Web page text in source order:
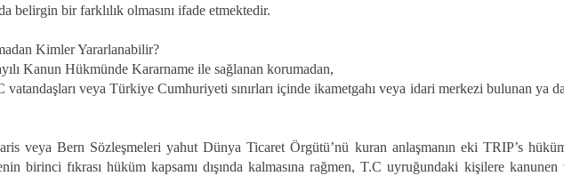
belirgin bir farklılık olmasını ifade etmektedir.
Kimler Yararlanabilir?
Kanun Hükmünde Kararname ile sağlanan korumadan,
veya Türkiye Cumhuriyeti sınırları içinde ikametgahı veya idari merkezi bulunan ya
veya Bern Sözleşmeleri yahut Dünya Ticaret Örgütü’nü kuran anlaşmanın eki TRIP’s
birinci fıkrası hüküm kapsamı dışında kalmasına rağmen, T.C uyruğundaki kişilere